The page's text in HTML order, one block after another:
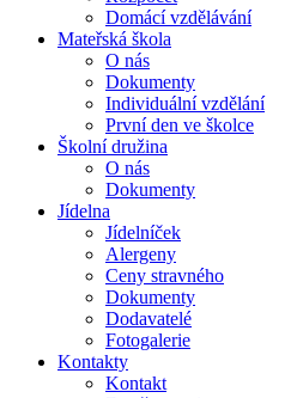
Domácí vzdělávání
Mateřská škola
O nás
Dokumenty
Individuální vzdělání
První den ve školce
Školní družina
O nás
Dokumenty
Jídelna
Jídelníček
Alergeny
Ceny stravného
Dokumenty
Dodavatelé
Fotogalerie
Kontakty
Kontakt